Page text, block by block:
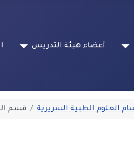
أعضاء هيئة التدريس
العلوم الطبية السريرية قسم